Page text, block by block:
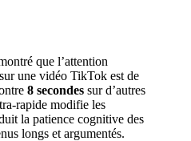
que l’attention
une vidéo TikTok est de
8 secondes sur d’autres
rapide modifie les
la patience cognitive des
longs et argumentés.